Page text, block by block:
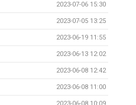
2023-07-06 15:30
2023-07-05 13:25
2023-06-19 11:55
2023-06-13 12:02
2023-06-08 12:42
2023-06-08 11:00